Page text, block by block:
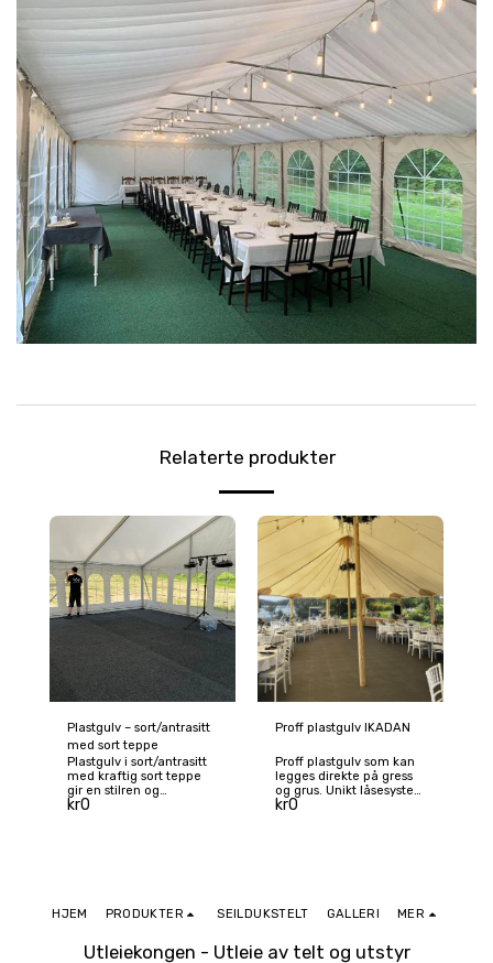
Relaterte produkter
Plastgulv – sort/antrasitt
med sort teppe
Plastgulv i sort/antrasitt
med kraftig sort teppe
gir en stilren og
komfortabel gulvløsning,
varme.
kr0
Proff plastgulv IKADAN
Proff plastgulv som kan
legges direkte på gress
og grus. Unikt låsesystem
sørger for jevnt gulv uten
mm). Ta kontakt for
kr0
Utleiekongen - Utleie av telt og utstyr
HJEM PRODUKTER SEILDUKSTELT GALLERI MER